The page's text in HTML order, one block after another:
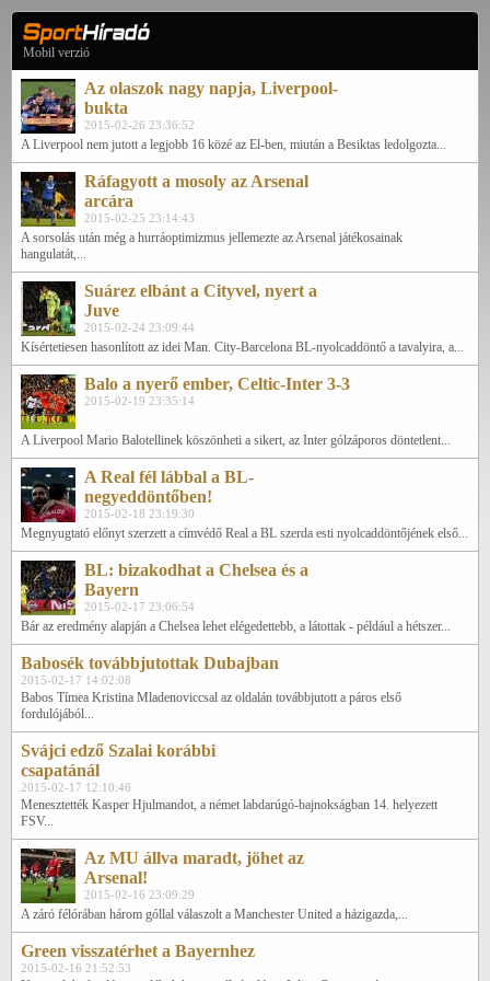
Mobil verzió
Az olaszok nagy napja, Liverpool-
bukta
2015-02-26 23:36:52
A Liverpool nem jutott a legjobb 16 közé az El-ben, miután a Besiktas ledolgozta...
Ráfagyott a mosoly az Arsenal
arcára
2015-02-25 23:14:43
A sorsolás után még a hurráoptimizmus jellemezte az Arsenal játékosainak
hangulatát,...
Suárez elbánt a Cityvel, nyert a
Juve
2015-02-24 23:09:44
Kísértetiesen hasonlított az idei Man. City-Barcelona BL-nyolcaddöntő a tavalyira, a...
Balo a nyerő ember, Celtic-Inter 3-3
2015-02-19 23:35:14
A Liverpool Mario Balotellinek köszönheti a sikert, az Inter gólzáporos döntetlent...
A Real fél lábbal a BL-
negyeddöntőben!
2015-02-18 23:19:30
Megnyugtató előnyt szerzett a címvédő Real a BL szerda esti nyolcaddöntőjének első...
BL: bizakodhat a Chelsea és a
Bayern
2015-02-17 23:06:54
Bár az eredmény alapján a Chelsea lehet elégedettebb, a látottak - például a hétszer...
Babosék továbbjutottak Dubajban
2015-02-17 14:02:08
Babos Tímea Kristina Mladenoviccsal az oldalán továbbjutott a páros első
fordulójából...
Svájci edző Szalai korábbi
csapatánál
2015-02-17 12:10:46
Menesztették Kasper Hjulmandot, a német labdarúgó-bajnokságban 14. helyezett
FSV...
Az MU állva maradt, jöhet az
Arsenal!
2015-02-16 23:09:29
A záró félórában három góllal válaszolt a Manchester United a házigazda,...
Green visszatérhet a Bayernhez
2015-02-16 21:52:53